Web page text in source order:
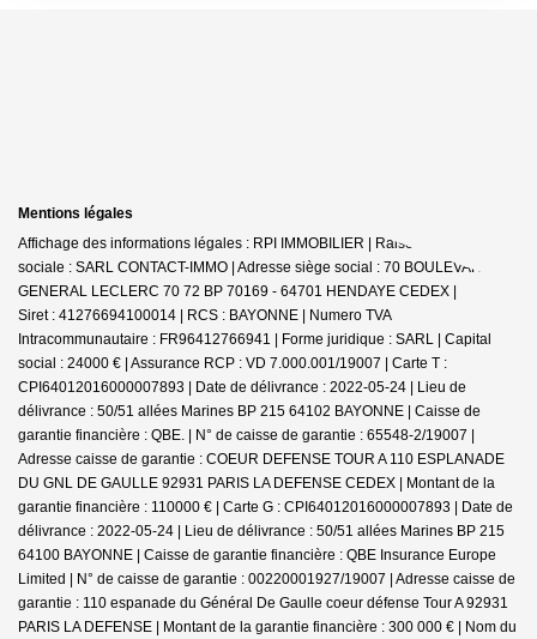
Mentions légales
Affichage des informations légales : RPI IMMOBILIER | Raison
sociale : SARL CONTACT-IMMO | Adresse siège social : 70 BOULEVARD DU
GENERAL LECLERC 70 72 BP 70169 - 64701 HENDAYE CEDEX |
Siret : 41276694100014 | RCS : BAYONNE | Numero TVA
Intracommunautaire : FR96412766941 | Forme juridique : SARL | Capital
social : 24000 € | Assurance RCP : VD 7.000.001/19007 | Carte T :
CPI64012016000007893 | Date de délivrance : 2022-05-24 | Lieu de
délivrance : 50/51 allées Marines BP 215 64102 BAYONNE | Caisse de
garantie financière : QBE. | N° de caisse de garantie : 65548-2/19007 |
Adresse caisse de garantie : COEUR DEFENSE TOUR A 110 ESPLANADE
DU GNL DE GAULLE 92931 PARIS LA DEFENSE CEDEX | Montant de la
garantie financière : 110000 € | Carte G : CPI64012016000007893 | Date de
délivrance : 2022-05-24 | Lieu de délivrance : 50/51 allées Marines BP 215
64100 BAYONNE | Caisse de garantie financière : QBE Insurance Europe
Limited | N° de caisse de garantie : 00220001927/19007 | Adresse caisse de
garantie : 110 espanade du Général De Gaulle coeur défense Tour A 92931
PARIS LA DEFENSE | Montant de la garantie financière : 300 000 € | Nom du